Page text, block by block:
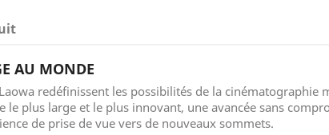
AU MONDE
redéfinissent les possibilités de la cinématographie
le plus large et le plus innovant, une avancée sans
de prise de vue vers de nouveaux sommets.